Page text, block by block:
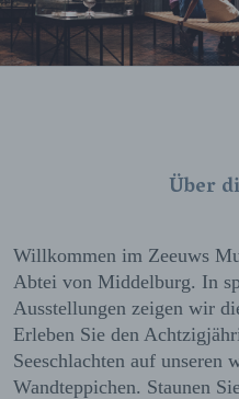
Über
Willkommen im Zeeuws
Abtei von Middelburg. In
Ausstellungen zeigen wir
Erleben Sie den
Seeschlachten auf unseren
Wandteppichen. Staunen